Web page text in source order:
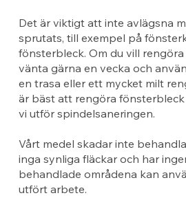
Det är viktigt att inte avlägsna
sprutats, till exempel på
fönsterbleck. Om du vill
vänta gärna en vecka och
en trasa eller ett mycket milt
är bäst att rengöra
vi utför spindelsaneringen.
Vårt medel skadar inte
inga synliga fläckar och har
behandlade områdena kan
utfört arbete.